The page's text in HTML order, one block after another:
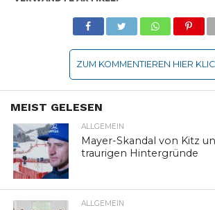
ZUM KOMMENTIEREN HIER
MEIST GELESEN
ALLGEMEIN
Mayer-Skandal von Kitz
traurigen Hintergründe
ALLGEMEIN